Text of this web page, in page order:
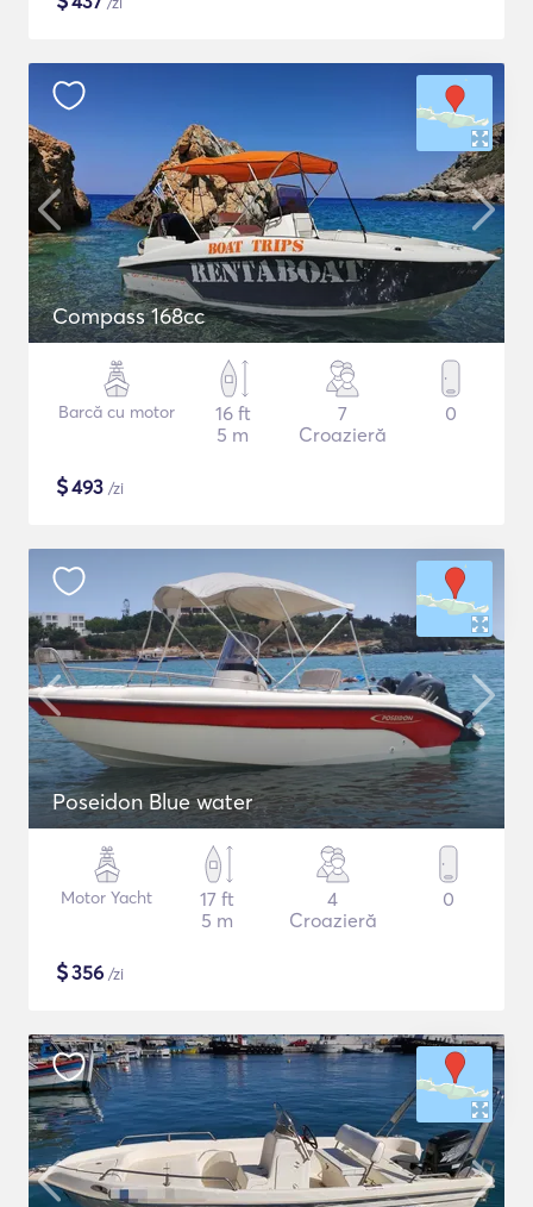
Compass 168cc
Barcă cu motor
16 ft
5 m
7
Croazieră
0
$493 /zi
Poseidon Blue water
Motor Yacht
17 ft
5 m
4
Croazieră
0
$356 /zi